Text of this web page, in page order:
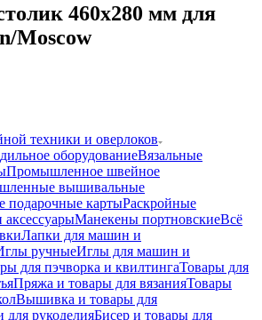
460х280 мм для
Moscow
техники и оверлоков
оборудованиеВязальные
Промышленное швейное
вышивальные
подарочные картыРаскройные
Манекены портновскиеВсё
Лапки для машин и
ручныеИглы для машин и
для пэчворка и квилтингаТовары для
Пряжа и товары для вязанияТовары
Вышивка и товары для
для рукоделияБисер и товары для